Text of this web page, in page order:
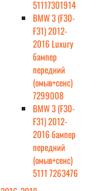
51117301914
BMW 3 (F30-
F31) 2012-
2016 Luxury
бампер
передний
(омыв+сенс)
7299008
BMW 3 (F30-
F31) 2012-
2016 бампер
передний
(омыв+сенс)
5111 7263476